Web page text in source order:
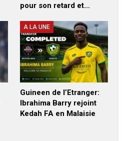
pour son retard et…
A LA UNE
Guineen de l’Etranger:
Ibrahima Barry rejoint
Kedah FA en Malaisie